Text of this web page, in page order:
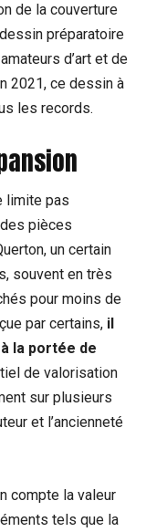
de la couverture
préparatoire
d’art et de
2021, ce dessin à
les records.
limite pas
pièces
un certain
souvent en très
pour moins de
par certains, il
la portée de
de valorisation
sur plusieurs
et l’ancienneté
compte la valeur
tels que la